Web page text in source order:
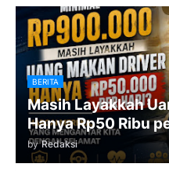
BERITA
Masih Layakkah
Hanya Rp50 Ribu
by Redaksi